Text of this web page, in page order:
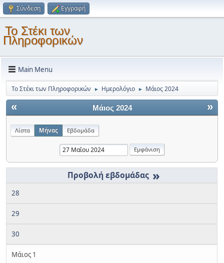
Σύνδεση Εγγραφή
Το Στέκι των
Πληροφορικών
Main Menu
Το Στέκι των Πληροφορικών ► Ημερολόγιο ► Μάιος 2024
« »
Μάιος 2024
Λίστα Μήνας Εβδομάδα
»
28
29
30
Μάιος 1